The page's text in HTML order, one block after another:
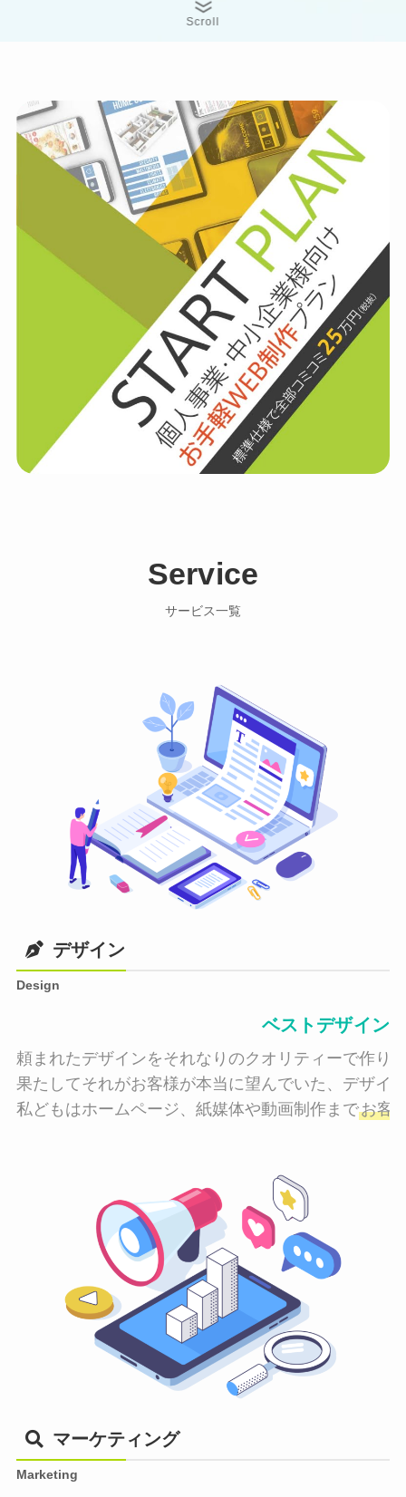
Scroll
Service
サービス一覧
デザイン
Design
ベストデザイン
頼まれたデザインをそれなりのクオリティーで作り
果たしてそれがお客様が本当に望んでいた、デザイ
私どもはホームページ、紙媒体や動画制作までお客
マーケティング
Marketing